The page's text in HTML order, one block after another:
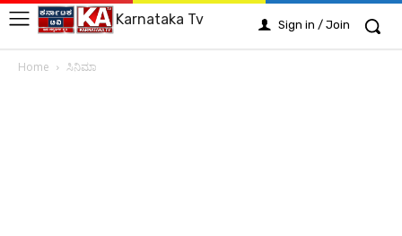
Karnataka Tv Sign in / Join
Home ಸಿನಿಮಾ